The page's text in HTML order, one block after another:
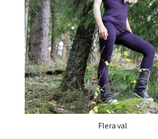
Flera val